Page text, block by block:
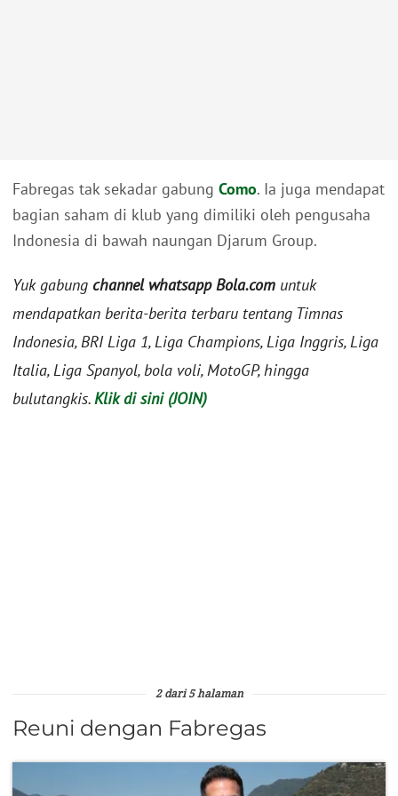
Fabregas tak sekadar gabung Como. Ia juga mendapat
bagian saham di klub yang dimiliki oleh pengusaha
Indonesia di bawah naungan Djarum Group.
Yuk gabung channel whatsapp Bola.com untuk
mendapatkan berita-berita terbaru tentang Timnas
Indonesia, BRI Liga 1, Liga Champions, Liga Inggris, Liga
Italia, Liga Spanyol, bola voli, MotoGP, hingga
bulutangkis.Klik di sini (JOIN)
2 dari 5 halaman
Reuni dengan Fabregas